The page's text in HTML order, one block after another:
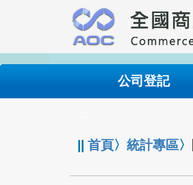
要
內
公司登記
||首頁〉統計專區〉